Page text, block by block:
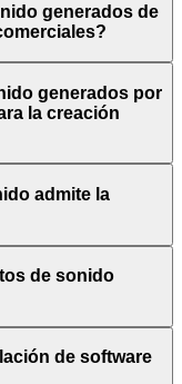
generados de
generados por
la creación
admite la
de sonido
de software